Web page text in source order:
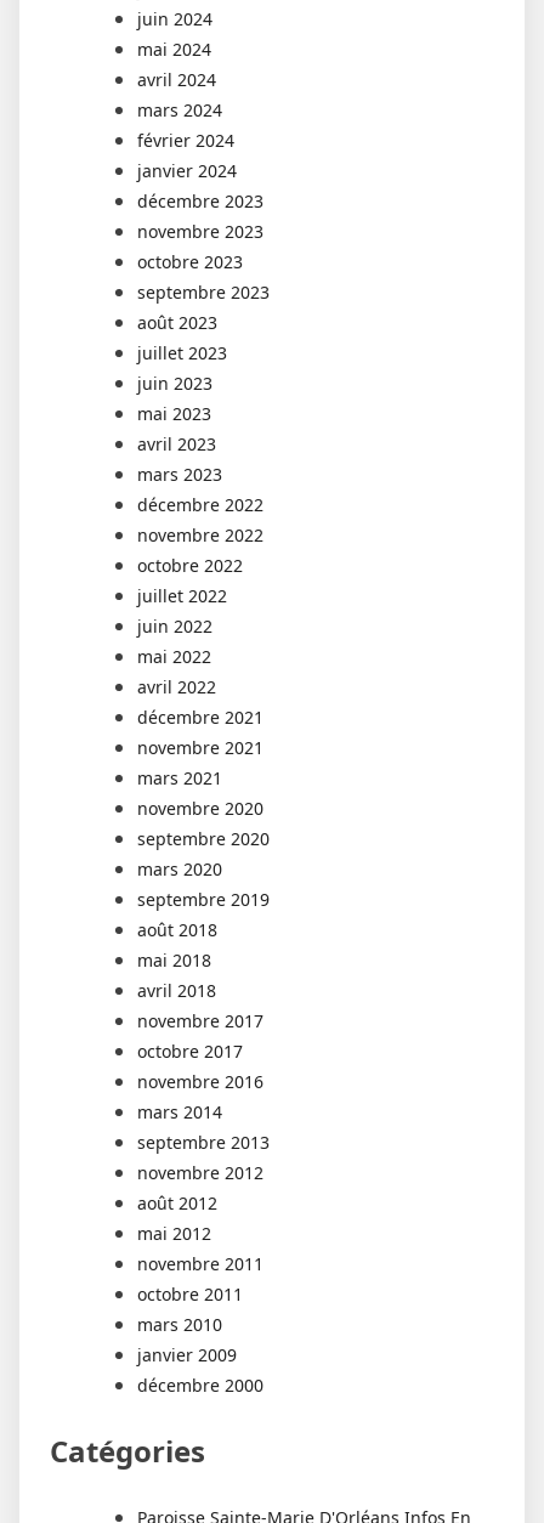
juin 2024
mai 2024
avril 2024
mars 2024
février 2024
janvier 2024
décembre 2023
novembre 2023
octobre 2023
septembre 2023
août 2023
juillet 2023
juin 2023
mai 2023
avril 2023
mars 2023
décembre 2022
novembre 2022
octobre 2022
juillet 2022
juin 2022
mai 2022
avril 2022
décembre 2021
novembre 2021
mars 2021
novembre 2020
septembre 2020
mars 2020
septembre 2019
août 2018
mai 2018
avril 2018
novembre 2017
octobre 2017
novembre 2016
mars 2014
septembre 2013
novembre 2012
août 2012
mai 2012
novembre 2011
octobre 2011
mars 2010
janvier 2009
décembre 2000
Catégories
Paroisse Sainte-Marie D'Orléans Infos En